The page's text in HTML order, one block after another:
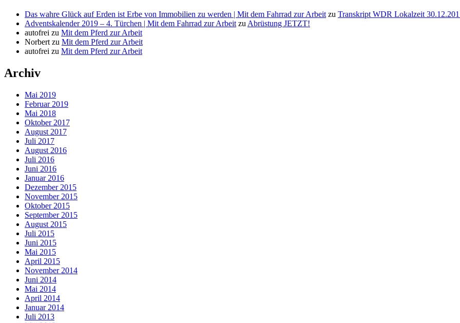
Das wahre Glück auf Erden ist Erbe von Immobilien zu werden | Mit dem Fahrrad zur Arbeitzu Transkript WDR Lokalzeit
Adventskalender 2019 – 4. Türchen | Mit dem Fahrrad zur ArbeitzuAbrüstung JETZT!
autofrei zu Mit dem Pferd zur Arbeit
Norbertzu Mit dem Pferd zur Arbeit
autofrei zu Mit dem Pferd zur Arbeit
Archiv
Mai 2019
Februar 2019
Mai 2018
Oktober 2017
August 2017
Juli 2017
August 2016
Juli 2016
Juni 2016
Januar 2016
Dezember 2015
November 2015
Oktober 2015
September 2015
August 2015
Juli 2015
Juni 2015
Mai 2015
April 2015
November 2014
Juni 2014
Mai 2014
April 2014
Januar 2014
Juli 2013